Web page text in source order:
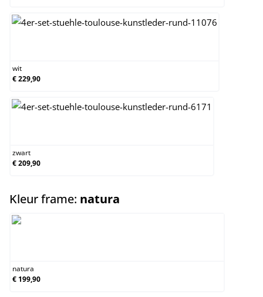
wit
€ 229,90
zwart
€ 209,90
Kleur frame: natura
natura
€ 199,90